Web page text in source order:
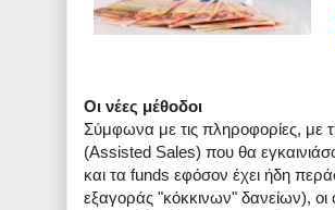
Οι νέες μέθοδοι
Σύμφωνα με τις πληροφορίες,
(Assisted Sales) που θα
και τα funds εφόσον έχει ήδη
εξαγοράς "κόκκινων" δανείων), οι